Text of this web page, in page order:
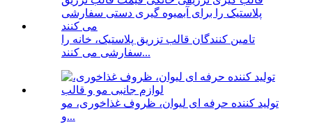
تامین کنندگان قالب تزریق پلاستیک، خانه را
سفارشی می کنند...
تولید کننده حرفه ای لیوان، ظروف غذاخوری، مو
و...